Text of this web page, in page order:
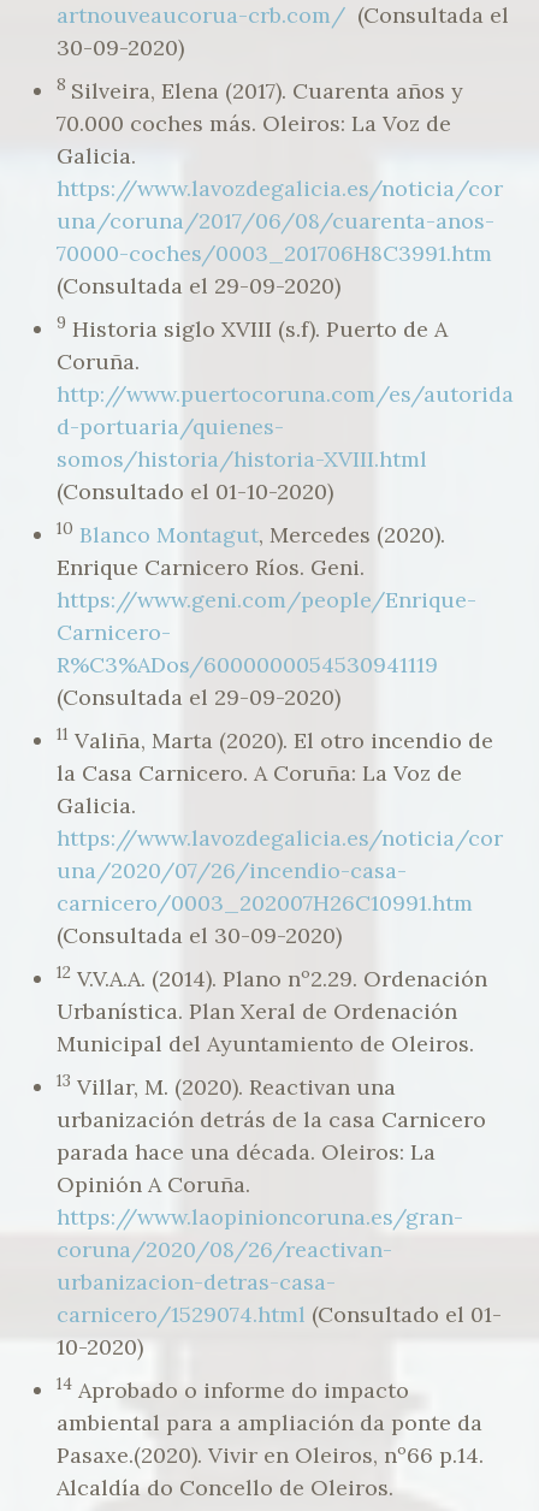
artnouveaucorua-crb.com/ (Consultada el
30-09-2020)
8 Silveira, Elena (2017). Cuarenta años y
70.000 coches más. Oleiros: La Voz de
Galicia.
https://www.lavozdegalicia.es/noticia/cor
una/coruna/2017/06/08/cuarenta-anos-
70000-coches/0003_201706H8C3991.htm
(Consultada el 29-09-2020)
9 Historia siglo XVIII (s.f). Puerto de A
Coruña.
http://www.puertocoruna.com/es/autorida
d-portuaria/quienes-
somos/historia/historia-XVIII.html
(Consultado el 01-10-2020)
10 Blanco Montagut, Mercedes (2020).
Enrique Carnicero Ríos. Geni.
https://www.geni.com/people/Enrique-
Carnicero-
R%C3%ADos/6000000054530941119
(Consultada el 29-09-2020)
11 Valiña, Marta (2020). El otro incendio de
la Casa Carnicero. A Coruña: La Voz de
Galicia.
https://www.lavozdegalicia.es/noticia/cor
una/2020/07/26/incendio-casa-
carnicero/0003_202007H26C10991.htm
(Consultada el 30-09-2020)
12 V.V.A.A. (2014). Plano nº2.29. Ordenación
Urbanística. Plan Xeral de Ordenación
Municipal del Ayuntamiento de Oleiros.
13 Villar, M. (2020). Reactivan una
urbanización detrás de la casa Carnicero
parada hace una década. Oleiros: La
Opinión A Coruña.
https://www.laopinioncoruna.es/gran-
coruna/2020/08/26/reactivan-
urbanizacion-detras-casa-
carnicero/1529074.html (Consultado el 01-
10-2020)
14 Aprobado o informe do impacto
ambiental para a ampliación da ponte da
Pasaxe.(2020). Vivir en Oleiros, nº66 p.14.
Alcaldía do Concello de Oleiros.